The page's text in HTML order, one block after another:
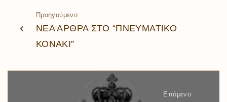
Προηγούμενο
ΝΕΑ ΑΡΘΡΑ ΣΤΟ “ΠΝΕΥΜΑΤΙΚΟ
ΚΟΝΑΚΙ”
Επόμενο